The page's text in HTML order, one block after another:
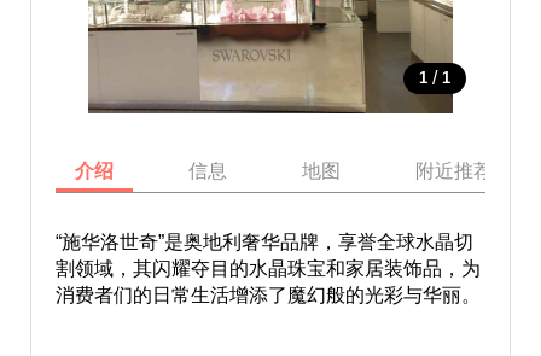
1 / 1
介绍 信息 地图 附近推荐景点
“施华洛世奇”是奥地利奢华品牌，享誉全球水晶切
割领域，其闪耀夺目的水晶珠宝和家居装饰品，为
消费者们的日常生活增添了魔幻般的光彩与华丽。